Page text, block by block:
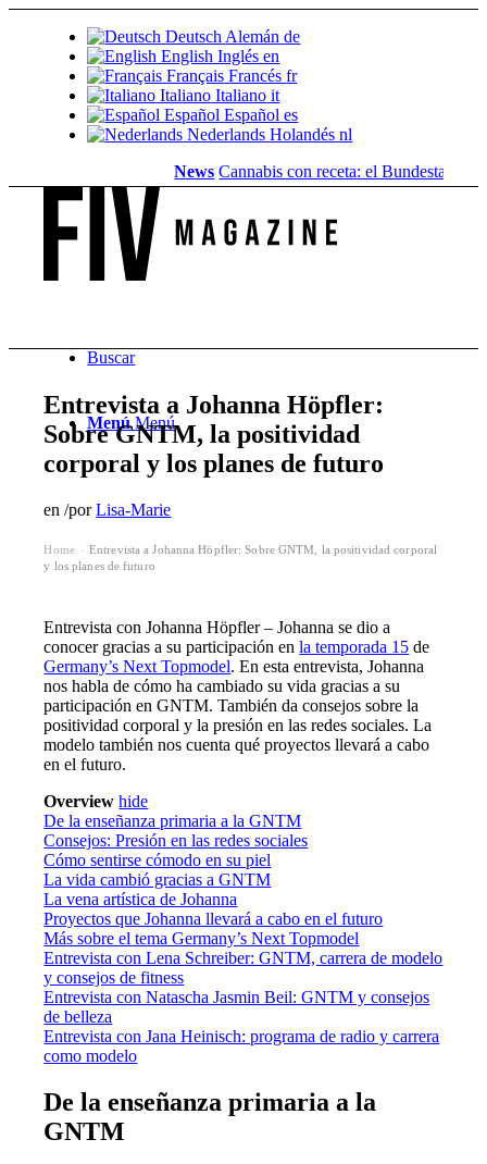
Deutsch Alemán de
English Inglés en
Français Francés fr
Italiano Italiano it
Español Español es
Nederlands Holandés nl
News Cannabis con receta: el Bundestag elimina
Buscar
Menú Menú
Entrevista a Johanna Höpfler:
Sobre GNTM, la positividad
corporal y los planes de futuro
en/porLisa-Marie
Home
Entrevista a Johanna Höpfler: Sobre GNTM, la positividad corporal
y los planes de futuro
Entrevista con Johanna Höpfler – Johanna se dio a
conocer gracias a su participación enla temporada 15 de
Germany’s Next Topmodel. En esta entrevista, Johanna
nos habla de cómo ha cambiado su vida gracias a su
participación en GNTM. También da consejos sobre la
positividad corporal y la presión en las redes sociales. La
modelo también nos cuenta qué proyectos llevará a cabo
en el futuro.
Overview hide
De la enseñanza primaria a la GNTM
Consejos: Presión en las redes sociales
Cómo sentirse cómodo en su piel
La vida cambió gracias a GNTM
La vena artística de Johanna
Proyectos que Johanna llevará a cabo en el futuro
Más sobre el tema Germany’s Next Topmodel
Entrevista con Lena Schreiber: GNTM, carrera de modelo
y consejos de fitness
Entrevista con Natascha Jasmin Beil: GNTM y consejos
de belleza
Entrevista con Jana Heinisch: programa de radio y carrera
como modelo
De la enseñanza primaria a la
GNTM